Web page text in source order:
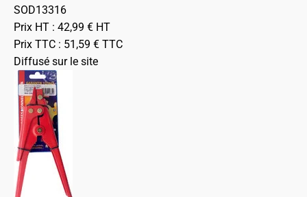
SOD13316
Prix HT : 42,99 € HT
Prix TTC : 51,59 € TTC
Diffusé sur le site